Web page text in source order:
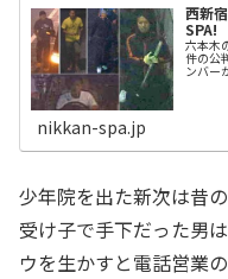
西新
SPA!
六本木
件の公
ンバー
nikkan-spa.jp
少年院を出た新次は昔
受け子で手下だった男
ウを生かすと電話営業